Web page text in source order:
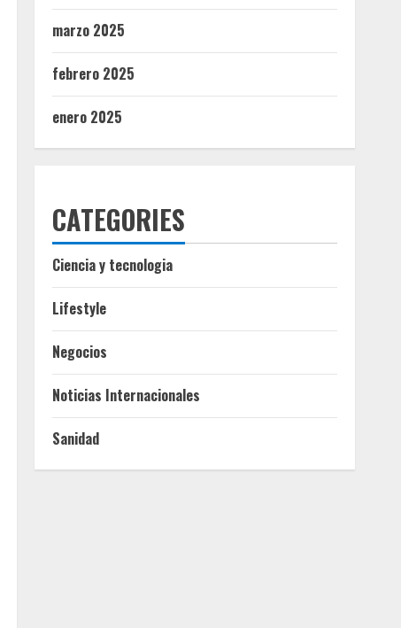
marzo 2025
febrero 2025
enero 2025
CATEGORIES
Ciencia y tecnologia
Lifestyle
Negocios
Noticias Internacionales
Sanidad